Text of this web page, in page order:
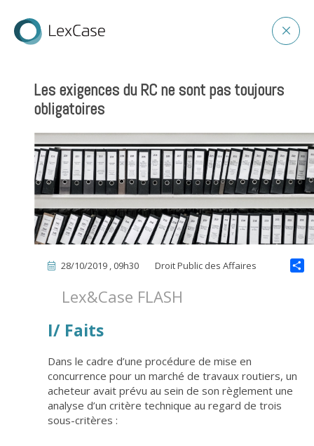
Les exigences du RC ne sont pas toujours
obligatoires
28/10/2019 , 09h30 Droit Public des Affaires
Lex&Case FLASH
I/ Faits
Dans le cadre d’une procédure de mise en
concurrence pour un marché de travaux routiers, un
acheteur avait prévu au sein de son règlement une
analyse d’un critère technique au regard de trois
sous-critères :